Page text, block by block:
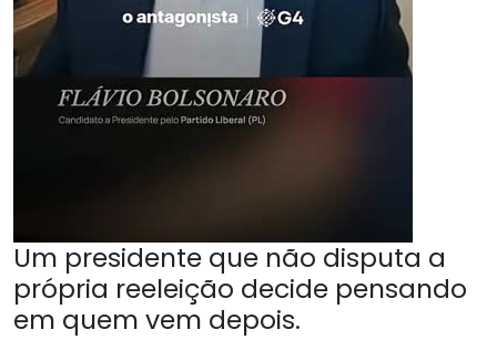
Um presidente que não disputa a
própria reeleição decide pensando
em quem vem depois.